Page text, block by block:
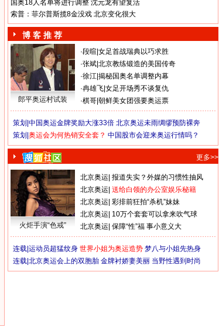
国奥18人名单将进行调整 沈元龙有望复活
索普：菲尔普斯揽8金没戏 北京变化很大
博 客 推 荐
郎平奥运村试装
·段暄 女足首战瑞典以巧求胜
·张斌 北京教练锻造的美国传奇
·徐江 揭秘国奥名单调整内幕
·冉雄飞 女足开场秀不谈复仇
·棋哥 朝鲜美女团强要奥运票
策划| 中国奥运金牌奖励大涨33倍 北京奥运未雨绸缪预防裸奔
策划| 奥运会为何热销安全套？ 中国股市会迎来奥运行情吗？
更多>>
火炬手演“色戒”
北京奥运 报道失实？外媒的习惯性抽风
北京奥运 送给白领的办公室娱乐秘籍
北京奥运 彩排前狂拍“杀机”妹妹
北京奥运 10万个套套可以拿来吹气球
北京奥运 保障“性”福 事小意义大
连载| 运动员超猛纹身 世界小姐为奥运造势 梦八与小姐先热身
连载| 北京奥运会上的双胞胎 金牌衬娇妻美丽 当野性遇到时尚